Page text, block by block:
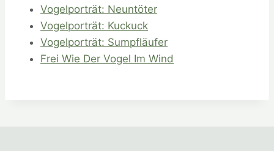
Vogelporträt: Neuntöter
Vogelporträt: Kuckuck
Vogelporträt: Sumpfläufer
Frei Wie Der Vogel Im Wind